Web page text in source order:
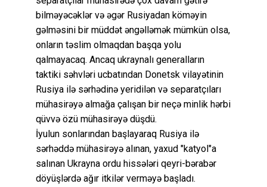
bilməyəcəklər və əgər Rusiyadan köməyin
gəlməsini bir müddət əngəlləmək mümkün olsa,
onların təslim olmaqdan başqa yolu
qalmayacaq. Ancaq ukraynalı generalların
taktiki səhvləri ucbatından Donetsk vilayətinin
Rusiya ilə sərhədinə yeridilən və separatçıları
mühasirəyə almağa çalışan bir neçə minlik hərbi
qüvvə özü mühasirəyə düşdü.
İyulun sonlarından başlayaraq Rusiya ilə
sərhəddə mühasirəyə alınan, yaxud "katyol"a
salınan Ukrayna ordu hissələri qeyri-bərabər
döyüşlərdə ağır itkilər verməyə başladı.